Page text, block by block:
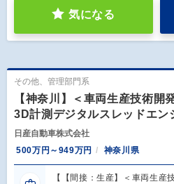
気になる
その他、管理部門系
【神奈川】＜車両生産技術開
3D計測デジタルスレッドエン
日産自動車株式会社
500万円～949万円
神奈川県
【【間接：生産】＜車両生産